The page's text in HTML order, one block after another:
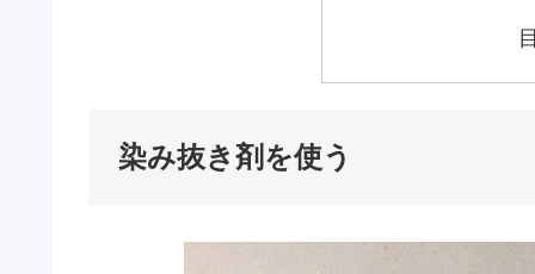
染み抜き剤を使う